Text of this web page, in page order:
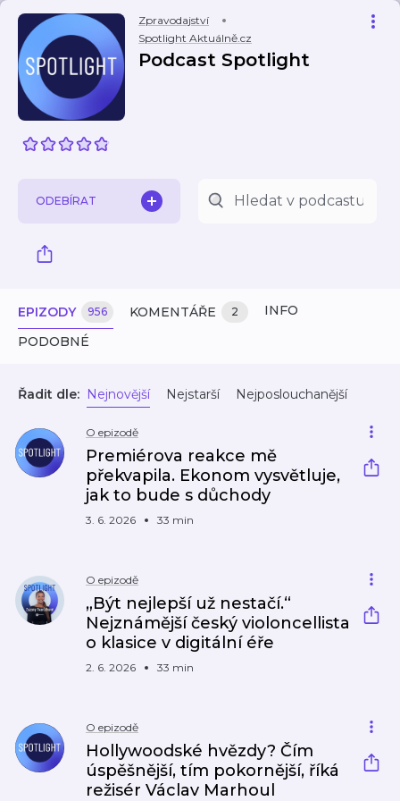
Zpravodajství
Spotlight Aktuálně.cz
Podcast Spotlight
ODEBÍRAT
EPIZODY 956 KOMENTÁŘE 2
INFO
PODOBNÉ
Řadit dle: Nejnovější Nejstarší Nejposlouchanější
O epizodě
Premiérova reakce mě
překvapila. Ekonom vysvětluje,
jak to bude s důchody
3. 6. 2026 33 min
O epizodě
„Být nejlepší už nestačí.“
Nejznámější český violoncellista
o klasice v digitální éře
2. 6. 2026 33 min
O epizodě
Hollywoodské hvězdy? Čím
úspěšnější, tím pokornější, říká
režisér Václav Marhoul